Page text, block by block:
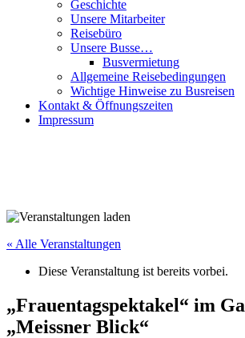
Geschichte
Unsere Mitarbeiter
Reisebüro
Unsere Busse…
Busvermietung
Allgemeine Reisebedingungen
Wichtige Hinweise zu Busreisen
Kontakt & Öffnungszeiten
Impressum
« Alle Veranstaltungen
Diese Veranstaltung ist bereits vorbei.
„Frauentagspektakel“ im
„Meissner Blick“